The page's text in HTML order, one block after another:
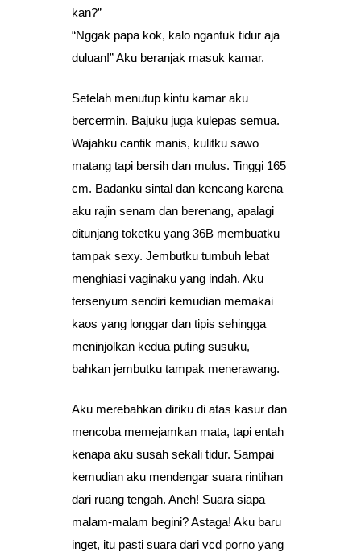
kan?”
“Nggak papa kok, kalo ngantuk tidur aja
duluan!” Aku beranjak masuk kamar.
Setelah menutup kintu kamar aku
bercermin. Bajuku juga kulepas semua.
Wajahku cantik manis, kulitku sawo
matang tapi bersih dan mulus. Tinggi 165
cm. Badanku sintal dan kencang karena
aku rajin senam dan berenang, apalagi
ditunjang toketku yang 36B membuatku
tampak sexy. Jembutku tumbuh lebat
menghiasi vaginaku yang indah. Aku
tersenyum sendiri kemudian memakai
kaos yang longgar dan tipis sehingga
meninjolkan kedua puting susuku,
bahkan jembutku tampak menerawang.
Aku merebahkan diriku di atas kasur dan
mencoba memejamkan mata, tapi entah
kenapa aku susah sekali tidur. Sampai
kemudian aku mendengar suara rintihan
dari ruang tengah. Aneh! Suara siapa
malam-malam begini? Astaga! Aku baru
inget, itu pasti suara dari vcd porno yang